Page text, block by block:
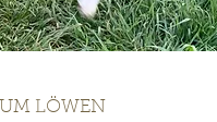
LÖWEN